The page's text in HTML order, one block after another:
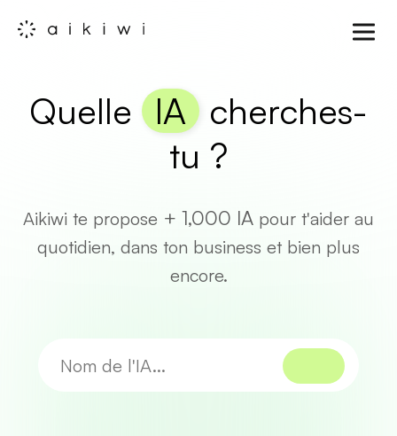
Quelle IA cherches-
tu ?
Aikiwi te propose + 1,000 IA pour t'aider au
quotidien, dans ton business et bien plus
encore.